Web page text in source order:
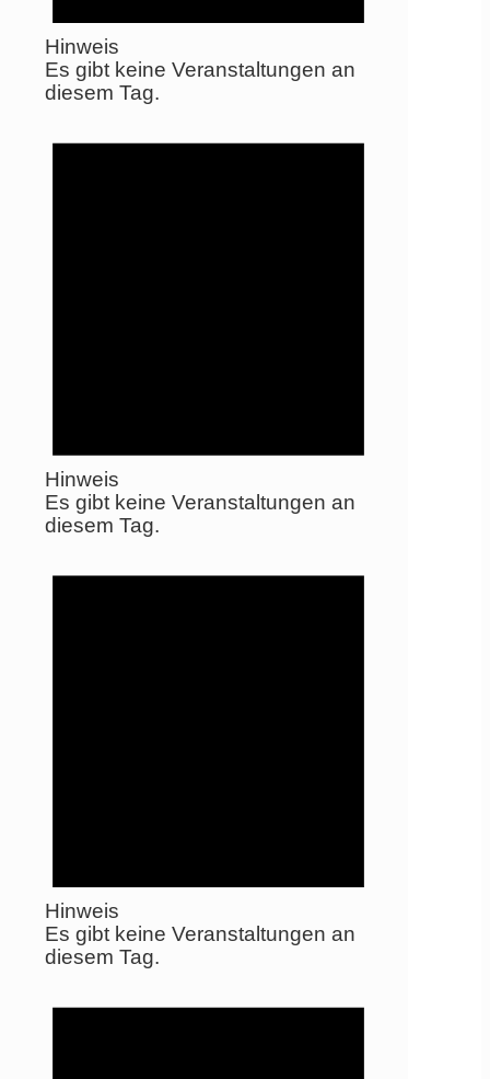
Hinweis
Es gibt keine Veranstaltungen an
diesem Tag.
Hinweis
Es gibt keine Veranstaltungen an
diesem Tag.
Hinweis
Es gibt keine Veranstaltungen an
diesem Tag.